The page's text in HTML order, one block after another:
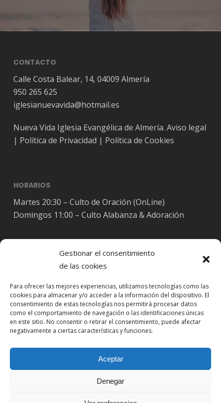
Gestionar el consentimiento
de las cookies
Para ofrecer las mejores experiencias, utilizamos tecnologías como las
cookies para almacenar y/o acceder a la información del dispositivo. El
consentimiento de estas tecnologías nos permitirá procesar datos
como el comportamiento de navegación o las identificaciones únicas
en este sitio. No consentir o retirar el consentimiento, puede afectar
negativamente a ciertas características y funciones.
Aceptar
Denegar
CONTACTO
Calle Costa Balear, 14, 04009 Almería
950 265 625
iglesianuevavida@hotmail.es
Nueva Vida Iglesia Evangélica de Almería. Aviso legal
| Política de Privacidad | Política de Cookies
HORARIOS
Martes 20:30 – Culto de Oración (OnLine)
Domingos 11:00 – Culto Alabanza & Adoración
Síguenos en Redes Sociales